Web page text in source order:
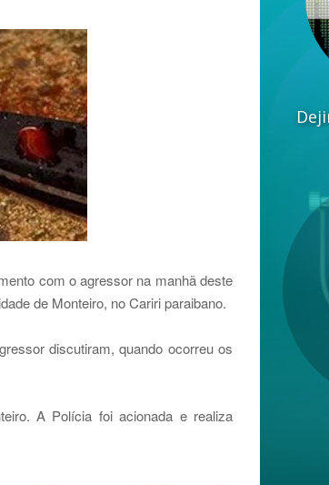
com o agressor na manhã deste
de Monteiro, no Cariri paraibano.
discutiram, quando ocorreu os
A Polícia foi acionada e realiza